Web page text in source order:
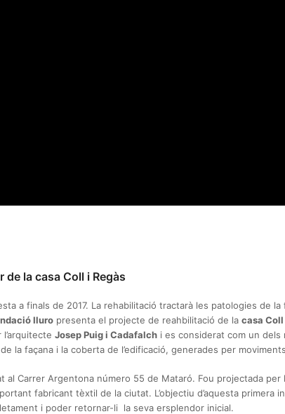
de la casa Coll i Regàs
a finals de 2017. La rehabilitació tractarà les patologies de la
Iluro presenta el projecte de reahbilitació de la casa Coll
Josep Puig i Cadafalch i es considerat com un dels
la façana i la coberta de l’edificació, generades per
al Carrer Argentona número 55 de Mataró. Fou projectada per
fabricant tèxtil de la ciutat. L’objectiu d’aquesta
i poder retornar-li la seva ersplendor inicial.